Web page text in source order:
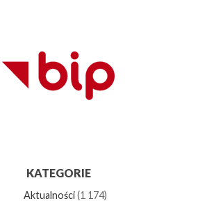
KATEGORIE
Aktualności(1 174)